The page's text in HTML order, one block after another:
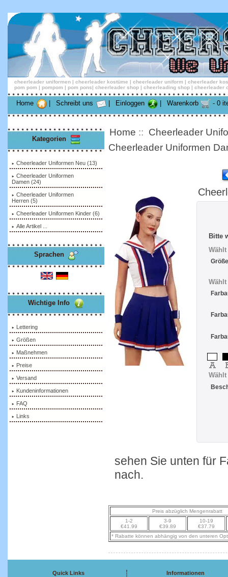
cheerleader uniformen | cheerleader kostüme | cheerleader uniform | cheerleader
pom pom | pompom | pom pons| cheerleader shop | cheerleading shop |
Home Schreibt uns Einloggen Warenkorb - 0
Kategorien
Cheerleader Uniformen Neu (13)
Cheerleader Uniformen
Damen (24)
Cheerleader Uniformen
Herren (5)
Cheerleader Uniformen Kinder (6)
Alle Artikel ...
Sprachen
Wichtige Info
Lettering
Größen
Maßnehmen
Preise
Versand
Kundeninformationen
FAQ
Links
Home :: Cheerleader
Cheerleader Uniformen
Bitte
sehen Sie unten für
nach.
Preis abzüglich Mengenrabatt
1-2
€41.99
3-9
€39.89
10-19
€37.79
* Rabatte können abhängig von den unteren
Quick Links Informationen